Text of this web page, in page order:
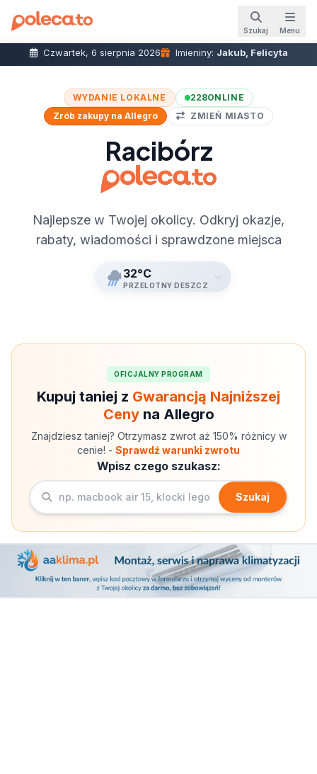
Szukaj Menu
Czwartek, 6 sierpnia 2026 Imieniny: Jakub, Felicyta
WYDANIE LOKALNE 228ONLINE
Zrób zakupy na Allegro
ZMIEŃ MIASTO
Racibórz
Najlepsze w Twojej okolicy. Odkryj okazje,
rabaty, wiadomości i sprawdzone miejsca
32°C
PRZELOTNY DESZCZ
OFICJALNY PROGRAM
Kupuj taniej z Gwarancją Najniższej
Cenyna Allegro
Znajdziesz taniej? Otrzymasz zwrot aż 150% różnicy w
cenie! - Sprawdź warunki zwrotu
Wpisz czego szukasz:
Szukaj